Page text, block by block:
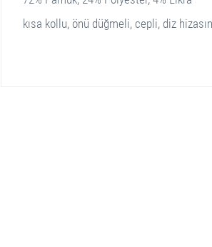
kısa kollu, önü düğmeli, cepli, diz